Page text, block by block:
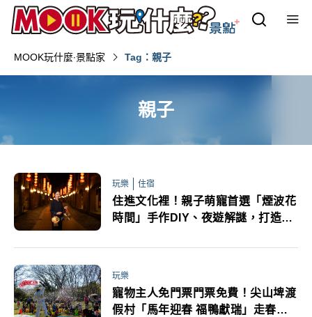
MOOK玩什麼‧景點家 Tag：親子
親子
玩樂 住宿
住進文化裡！親子萌寵首選「煙波花
時間」手作DIY、夜遊解謎，打造沉
玩樂
寵物主人免門票門票免費！尖山埤渡
假村「馬年迎春 福鴨獻瑞」走春活